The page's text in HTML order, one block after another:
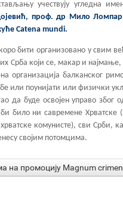
учествују угледна
проф. др Мило
Catena mundi.
бити организовано у свим
Срба који се, макар и
организација балканског
или поунијати или физички
да буде освојен управо због
било ни савремене Хрватске
комунисте), сви Срби,
својим потомцима.
на промоцију Magnum